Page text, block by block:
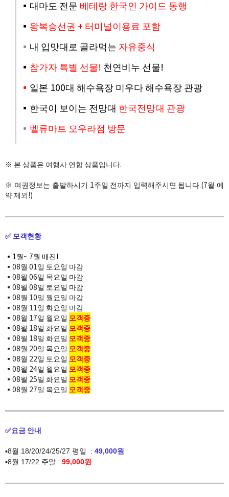
▪️대마도 전문 베테랑 한국인 가이드 동행
▪️ 왕복승선권 + 터미널이용료 포함
​▪️ 내 입맛대로 골라먹는 자유중식
▪️ 참가자 특별 선물! 천연비누 선물!
▪️ 일본 100대 해수욕장 미우다 해수욕장 관광
▪️한국이 보이는 전망대 한국전망대 관광
▪️ 벨류마트 오우라점 방문
※ 본 상품은 여행사 연합 상품입니다.
※ 여권정보는 출발하시기 1주일 전까지 입력해주시면 됩니다.(7월 예
약 제외!)
✅ 모객현황
▪️1월~ 7월 매진!
▪️08월 01일 토요일 마감
▪️08월 06일 목요일 마감
▪️08월 08일 토요일 마감
▪️08월 10일 월요일 마감
▪️08월 11일 화요일 마감​
▪️08월 17일 월요일 모객중
▪️08월 18일 화요일 모객중
▪️08월 18일 화요일 모객중
▪️08월 20일 목요일 모객중
▪️08월 22일 토요일 모객중
▪️08월 24일 월요일 모객중
▪️08월 25일 화요일 모객중
▪️08월 27일 목요일 모객중
✅요금 안내
​▪️8월 18/20/24/25/27 평일 ​ : 49,000원
▪️8월 17/22 주말 : 99,000원